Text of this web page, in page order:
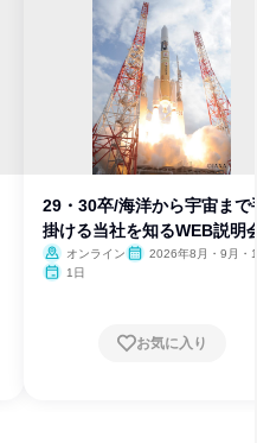
29・30卒/海洋から宇宙まで
掛ける当社を知るWEB説明
オンライン
2026年8月・9月・
1日
お気に入り